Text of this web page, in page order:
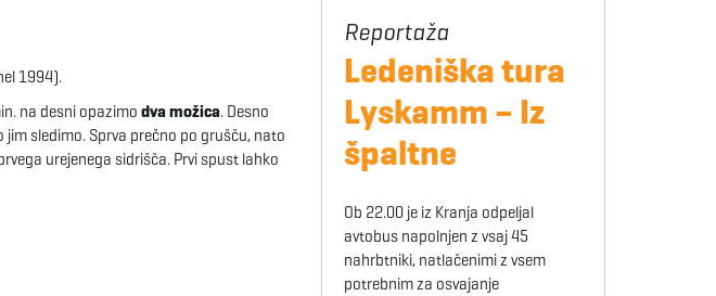
1994).
na desni opazimo dva možica. Desno
jim sledimo. Sprva prečno po grušču, nato
urejenega sidrišča. Prvi spust lahko
Ledeniška tura
Lyskamm – Iz
špaltne
Ob 22.00 je iz Kranja odpeljal
avtobus napolnjen z vsaj 45
nahrbtniki, natlačenimi z vsem
potrebnim za osvajanje